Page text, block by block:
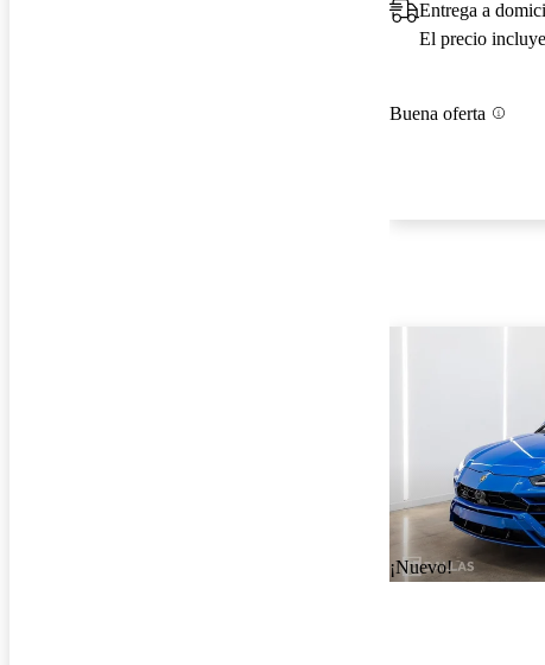
Entrega a
El precio
Buena oferta
¡Nuevo!